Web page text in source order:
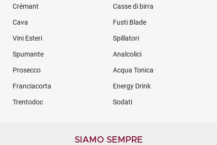
Crémant Casse di birra
Cava Fusti Blade
Vini Esteri Spillatori
Spumante Analcolici
Prosecco Acqua Tonica
Franciacorta Energy Drink
Trentodoc Sodati
SIAMO SEMPRE